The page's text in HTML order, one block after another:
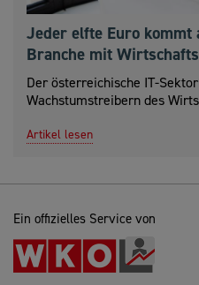
Jeder elfte Euro kommt
Branche mit
Der österreichische IT-
Wachstumstreibern des
Artikel lesen
Ein offizielles Service von